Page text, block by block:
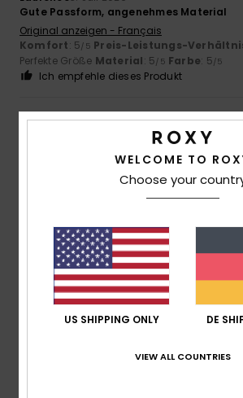
Gute Passform, angenehmes Material
Original anzeigen - Français
Komfort: 5/5 Preis-Leistungs-
Perfekte Größe Material: 5/5 Farbe: 5/5
Ich empfehle dieses Produkt
5/5
Komfort: 5/5 Preis-Leistungs-Verhältnis
Perfekte GrößeMaterial: 5/5 Farbe
Ich empfehle dieses Produkt
5
WELCOME TO
Choose your
US SHIPPING ONLY DE
VIEW ALL COUNTRIES